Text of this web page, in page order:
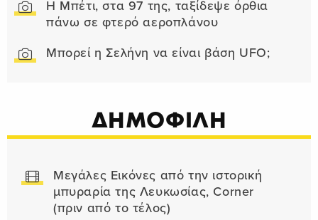
Η Μπέτι, στα 97 της, ταξίδεψε όρθια
πάνω σε φτερό αεροπλάνου
Μπορεί η Σελήνη να είναι βάση UFO;
ΔΗΜΟΦΙΛΗ
Μεγάλες Εικόνες από την ιστορική
μπυραρία της Λευκωσίας, Corner
(πριν από το τέλος)